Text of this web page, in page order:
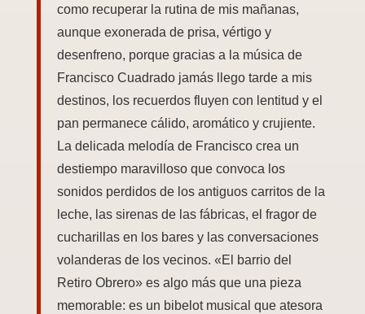
como recuperar la rutina de mis mañanas,
aunque exonerada de prisa, vértigo y
desenfreno, porque gracias a la música de
Francisco Cuadrado jamás llego tarde a mis
destinos, los recuerdos fluyen con lentitud y el
pan permanece cálido, aromático y crujiente.
La delicada melodía de Francisco crea un
destiempo maravilloso que convoca los
sonidos perdidos de los antiguos carritos de la
leche, las sirenas de las fábricas, el fragor de
cucharillas en los bares y las conversaciones
volanderas de los vecinos. «El barrio del
Retiro Obrero» es algo más que una pieza
memorable: es un bibelot musical que atesora